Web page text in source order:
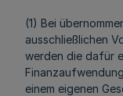
(1) Bei
ausschließlichen
werden die dafür
einem eigenen